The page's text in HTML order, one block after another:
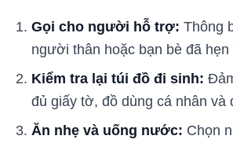
Gọi cho người hỗ trợ: Thông
người thân hoặc bạn bè đã
Kiểm tra lại túi đồ đi sinh:
đủ giấy tờ, đồ dùng cá nhân và
Ăn nhẹ và uống nước: Chọn